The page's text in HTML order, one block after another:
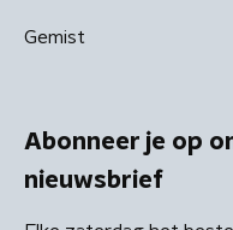
Gemist
Abonneer je op
nieuwsbrief